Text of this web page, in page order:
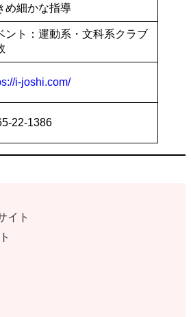
め細かな指導
ント：運動系・文科系クラブ
i-joshi.com/
22-1386
イト